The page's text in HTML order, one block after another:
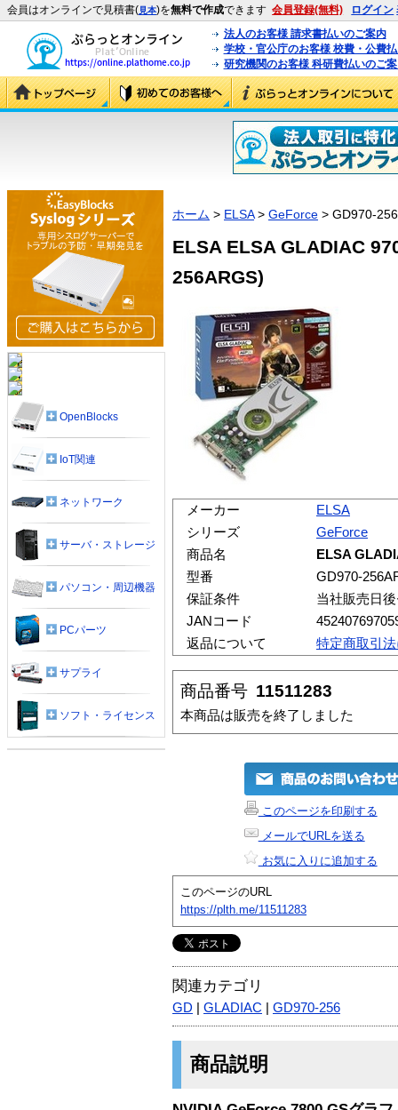
会員はオンラインで見積書(見本)を無料で作成できます 会員登録(無料) ログイン
法人のお客様 請求書払いのご案内
学校・官公庁のお客様 校費・公費
研究機関のお客様 科研費払いのご
ホーム > ELSA> GeForce > GD970-
ELSA ELSA GLADIAC
256ARGS)
メーカー
ELSA
シリーズ
GeForce
商品名
ELSA
型番
GD970-
保証条件
当社販売日
JANコード
返品について
特定商取引
商品番号 11511283
本商品は販売を終了しました
このページを印刷する
メールでURLを送る
お気に入りに追加する
このページのURL
https://plth.me/11511283
関連カテゴリ
GD GLADIAC GD970-256
商品説明
OpenBlocks
IoT関連
ネットワーク
サーバ・ストレージ
パソコン・周辺機器
PCパーツ
サプライ
ソフト・ライセンス